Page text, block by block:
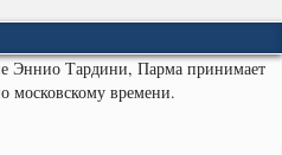
Эннио Тардини, Парма принимает
московскому времени.